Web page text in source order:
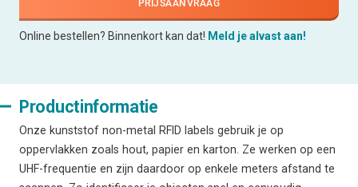
PRIJSAANVRAAG
Online bestellen? Binnenkort kan dat! Meld je alvast aan!
Productinformatie
Onze kunststof non-metal RFID labels gebruik je op
oppervlakken zoals hout, papier en karton. Ze werken op een
UHF-frequentie en zijn daardoor op enkele meters afstand te